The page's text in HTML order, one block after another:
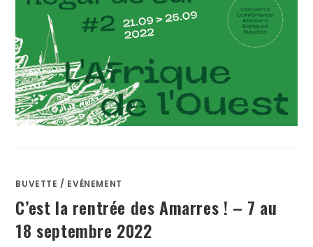
BUVETTE / EVÉNEMENT
C’est la rentrée des Amarres ! – 7 au
18 septembre 2022